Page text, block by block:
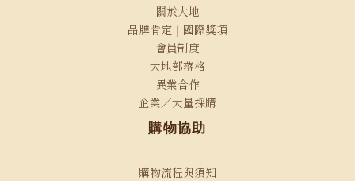
關於大地
品牌肯定｜國際獎項
會員制度
大地部落格
異業合作
企業／大量採購
購物協助
購物流程與須知